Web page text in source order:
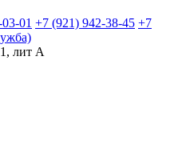
01 +7 (921) 942-38-45 +7
лит А